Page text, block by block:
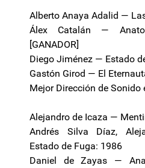
Alberto Anaya Adalid —
Álex Catalán —
[GANADOR]
Diego Jiménez — Estado
Gastón Girod — El
Mejor Dirección de Sonido
Alejandro de Icaza —
Andrés Silva Díaz,
Estado de Fuga: 1986
Daniel de Zayas —